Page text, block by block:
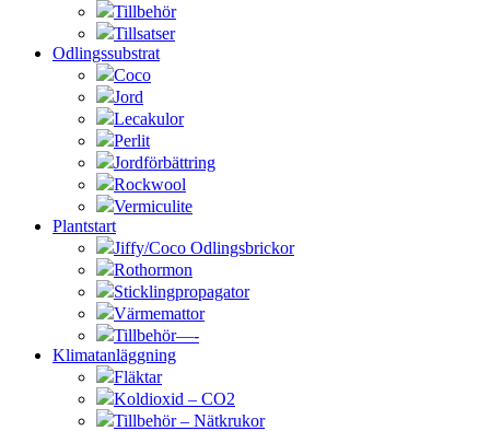
Tillbehör
Tillsatser
Odlingssubstrat
Coco
Jord
Lecakulor
Perlit
Jordförbättring
Rockwool
Vermiculite
Plantstart
Jiffy/Coco Odlingsbrickor
Rothormon
Sticklingpropagator
Värmemattor
Tillbehör—-
Klimatanläggning
Fläktar
Koldioxid – CO2
Tillbehör – Nätkrukor